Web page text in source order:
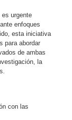
urgente
enfoques
esta iniciativa
para abordar
de ambas
la
con las